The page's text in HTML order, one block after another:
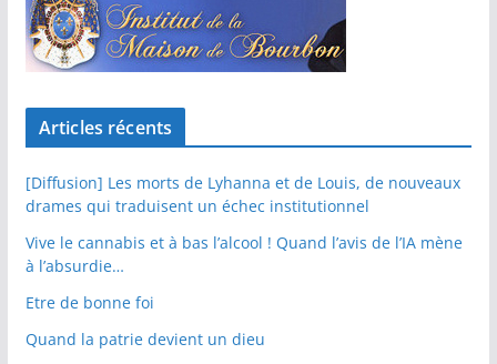
Articles récents
[Diffusion] Les morts de Lyhanna et de Louis, de nouveaux
drames qui traduisent un échec institutionnel
Vive le cannabis et à bas l’alcool ! Quand l’avis de l’IA mène
à l’absurdie…
Etre de bonne foi
Quand la patrie devient un dieu